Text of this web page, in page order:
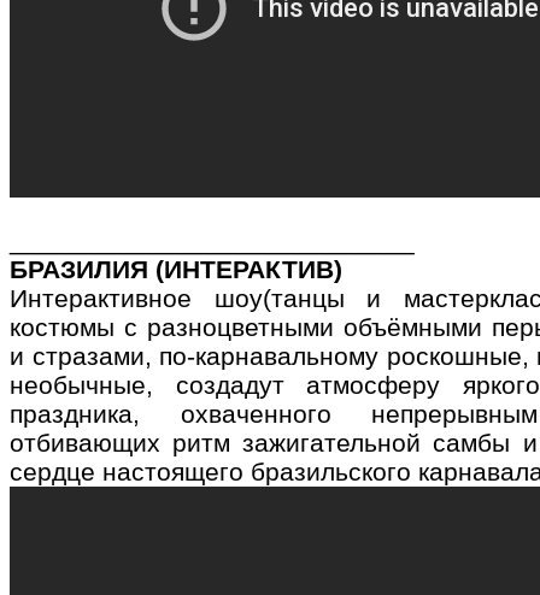
БРАЗИЛИЯ (ИНТЕРАКТИВ)
Интерактивное шоу(танцы и
костюмы с разноцветными объёмными
и стразами, по-карнавальному роскошные,
необычные, создадут атмосферу
праздника, охваченного
отбивающих ритм зажигательной самбы
сердце настоящего бразильского